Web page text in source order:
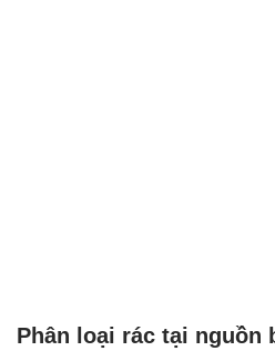
Phân loại rác tại nguồn